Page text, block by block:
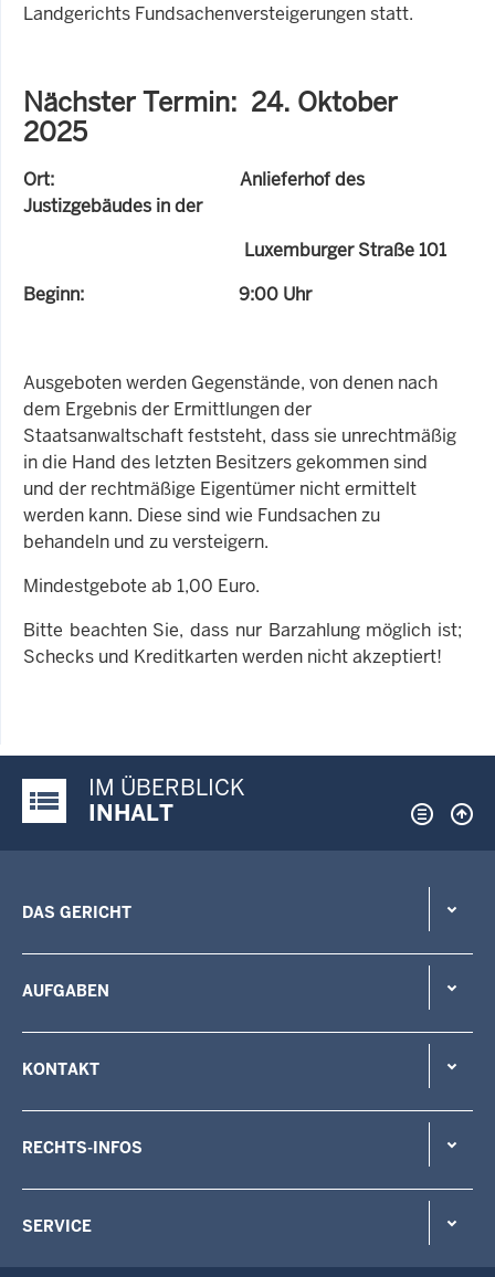
Landgerichts Fundsachenversteigerungen statt.
Nächster Termin: 24. Oktober
2025
Ort: Anlieferhof des
Justizgebäudes in der
Luxemburger Straße 101
Beginn: 9:00 Uhr
Ausgeboten werden Gegenstände, von denen nach
dem Ergebnis der Ermittlungen der
Staatsanwaltschaft feststeht, dass sie unrechtmäßig
in die Hand des letzten Besitzers gekommen sind
und der rechtmäßige Eigentümer nicht ermittelt
werden kann. Diese sind wie Fundsachen zu
behandeln und zu versteigern.
Mindestgebote ab 1,00 Euro.
Bitte beachten Sie, dass nur Barzahlung möglich ist;
Schecks und Kreditkarten werden nicht akzeptiert!
Justiz-Portal im Überblick:
IM ÜBERBLICK
INHALT
DAS GERICHT
AUFGABEN
KONTAKT
RECHTS-INFOS
SERVICE